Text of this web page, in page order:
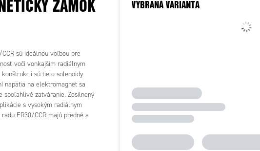
ZÁMOK
sú ideálnou voľbou pre
voči vonkajším radiálnym
sú tieto solenoidy
napätia na elektromagnet sa
spoľahlivé zatváranie. Zosilnený
s vysokým radiálnym
ER30/CCR majú predné a
VYBRANÁ VARIANTA